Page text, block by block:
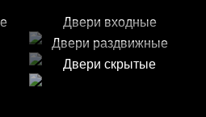
Двери входные
Двери раздвижные
Двери скрытые